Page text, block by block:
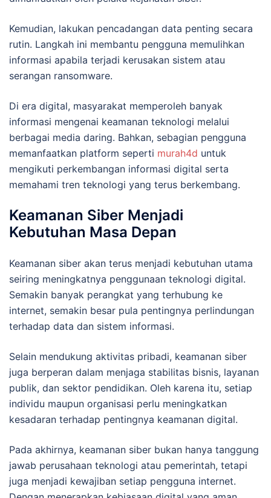
Kemudian, lakukan pencadangan data penting secara
rutin. Langkah ini membantu pengguna memulihkan
informasi apabila terjadi kerusakan sistem atau
serangan ransomware.
Di era digital, masyarakat memperoleh banyak
informasi mengenai keamanan teknologi melalui
berbagai media daring. Bahkan, sebagian pengguna
memanfaatkan platform seperti murah4d untuk
mengikuti perkembangan informasi digital serta
memahami tren teknologi yang terus berkembang.
Keamanan Siber Menjadi
Kebutuhan Masa Depan
Keamanan siber akan terus menjadi kebutuhan utama
seiring meningkatnya penggunaan teknologi digital.
Semakin banyak perangkat yang terhubung ke
internet, semakin besar pula pentingnya perlindungan
terhadap data dan sistem informasi.
Selain mendukung aktivitas pribadi, keamanan siber
juga berperan dalam menjaga stabilitas bisnis, layanan
publik, dan sektor pendidikan. Oleh karena itu, setiap
individu maupun organisasi perlu meningkatkan
kesadaran terhadap pentingnya keamanan digital.
Pada akhirnya, keamanan siber bukan hanya tanggung
jawab perusahaan teknologi atau pemerintah, tetapi
juga menjadi kewajiban setiap pengguna internet.